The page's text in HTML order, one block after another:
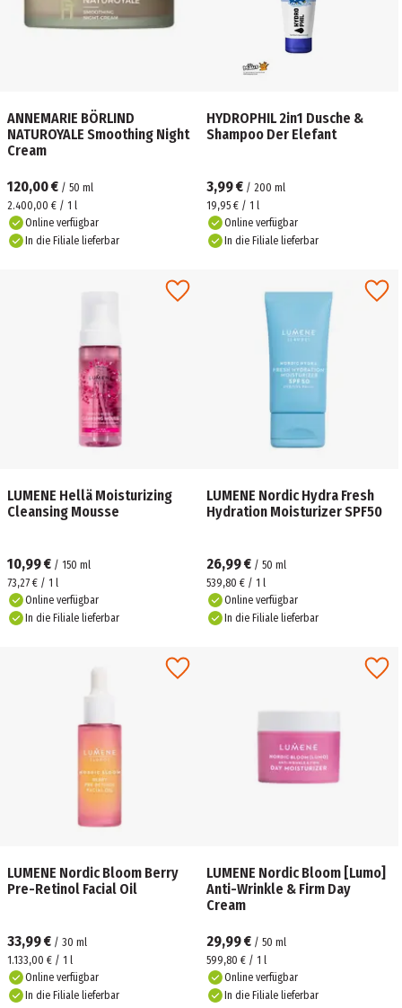
ANNEMARIE BÖRLIND
NATUROYALE Smoothing Night
Cream
120,00 € / 50 ml
2.400,00 € / 1 l
Online verfügbar
In die Filiale lieferbar
HYDROPHIL 2in1 Dusche &
Shampoo Der Elefant
3,99 € / 200 ml
19,95 € / 1 l
Online verfügbar
In die Filiale lieferbar
LUMENE Hellä Moisturizing
Cleansing Mousse
10,99 € / 150 ml
73,27 € / 1 l
Online verfügbar
In die Filiale lieferbar
LUMENE Nordic Hydra Fresh
Hydration Moisturizer SPF50
26,99 € / 50 ml
539,80 € / 1 l
Online verfügbar
In die Filiale lieferbar
LUMENE Nordic Bloom Berry
Pre-Retinol Facial Oil
33,99 € / 30 ml
1.133,00 € / 1 l
Online verfügbar
In die Filiale lieferbar
LUMENE Nordic Bloom [Lumo]
Anti-Wrinkle & Firm Day
Cream
29,99 € / 50 ml
599,80 € / 1 l
Online verfügbar
In die Filiale lieferbar